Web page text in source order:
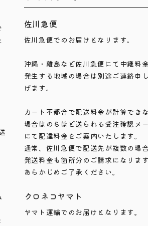
佐川急便
佐川急便でのお届けとなります。
沖縄・離島など佐川急便にて中継料
発生する地域の場合は別途ご連絡申
げます。
カート不都合で配送料金が計算でき
場合はのちほど送られる受注確認メ
にて配達料金をご案内いたします。
通常、佐川急便で配送先が複数の場
発送料金も箇所分のご請求になります
あらかじめご了承ください。
クロネコヤマト
ヤマト運輸でのお届けとなります。